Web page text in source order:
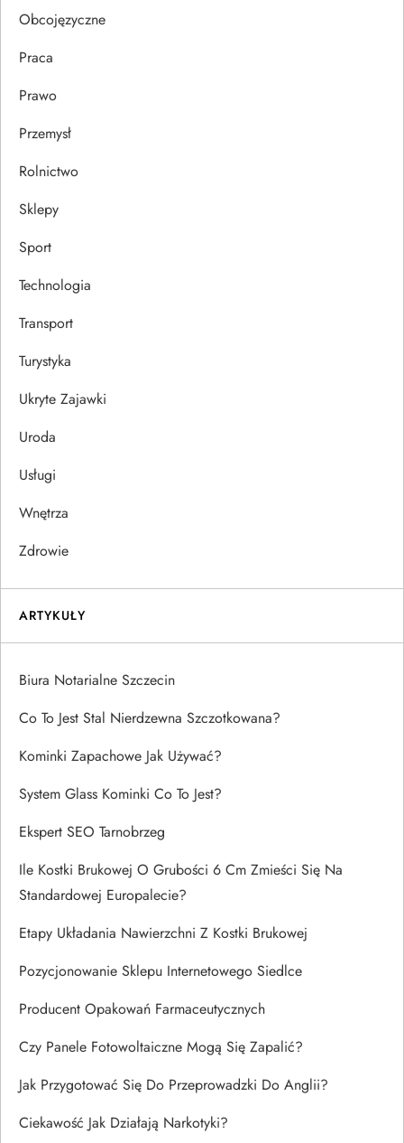
u
Obcojęzyczne
Praca
Prawo
Przemysł
Rolnictwo
Sklepy
Sport
Technologia
Transport
Turystyka
Ukryte Zajawki
Uroda
Usługi
Wnętrza
Zdrowie
ARTYKUŁY
Biura Notarialne Szczecin
Co To Jest Stal Nierdzewna Szczotkowana?
Kominki Zapachowe Jak Używać?
System Glass Kominki Co To Jest?
Ekspert SEO Tarnobrzeg
Ile Kostki Brukowej O Grubości 6 Cm Zmieści Się Na
Standardowej Europalecie?
Etapy Układania Nawierzchni Z Kostki Brukowej
Pozycjonowanie Sklepu Internetowego Siedlce
Producent Opakowań Farmaceutycznych
Czy Panele Fotowoltaiczne Mogą Się Zapalić?
Jak Przygotować Się Do Przeprowadzki Do Anglii?
Ciekawość Jak Działają Narkotyki?